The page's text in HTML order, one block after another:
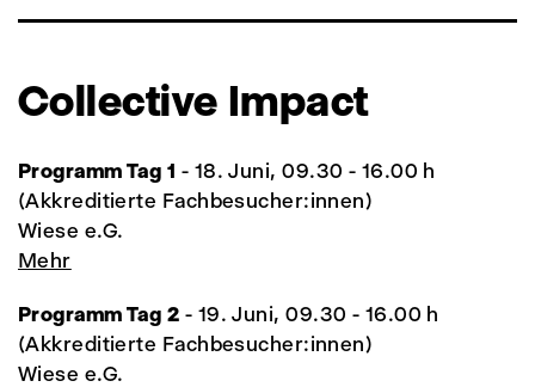
Collective Impact
Programm Tag 1 - 18. Juni, 09.30 - 16.00 h
(Akkreditierte Fachbesucher:innen)
Wiese e.G.
Mehr
Programm Tag 2 - 19. Juni, 09.30 - 16.00 h
(Akkreditierte Fachbesucher:innen)
Wiese e.G.